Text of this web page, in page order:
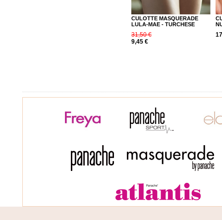
CULOTTE MASQUERADE
LULA-MAE - TURCHESE
31,50 €
9,45 €